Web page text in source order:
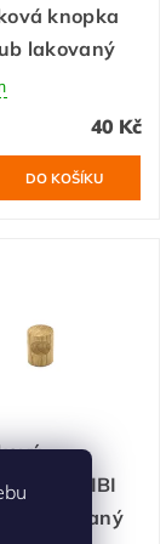
knopka
lakovaný
40 Kč
BIBI
lakovaný